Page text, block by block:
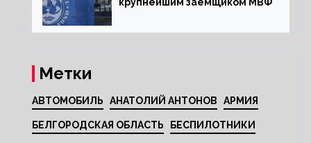
Метки
АВТОМОБИЛЬ АНАТОЛИЙ АНТОНОВ АРМИЯ
БЕЛГОРОДСКАЯ ОБЛАСТЬ БЕСПИЛОТНИКИ